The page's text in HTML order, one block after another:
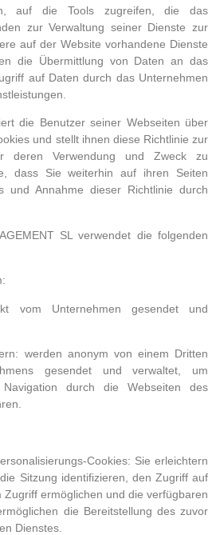
auf die Tools zugreifen, die das
zur Verwaltung seiner Dienste zur
auf der Website vorhandene Dienste
die Übermittlung von Daten an das
auf Daten durch das Unternehmen
die Benutzer seiner Webseiten über
und stellt ihnen diese Richtlinie zur
deren Verwendung und Zweck zu
dass Sie weiterhin auf ihren Seiten
und Annahme dieser Richtlinie durch
SL verwendet die folgenden
vom Unternehmen gesendet und
werden anonym von einem Dritten
gesendet und verwaltet, um
durch die Webseiten des
Cookies: Sie erleichtern
Sitzung identifizieren, den Zugriff auf
Zugriff ermöglichen und die verfügbaren
die Bereitstellung des zuvor
Dienstes.